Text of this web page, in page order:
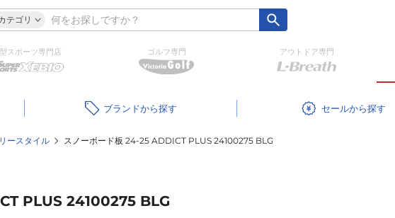
テゴリ
スポーツ専門店 ゴルフ専門 アウトドア専門
ブランド セール
ースタイル スノーボード板 24-25 ADDICT PLUS 24100275 BLG
PLUS 24100275 BLG